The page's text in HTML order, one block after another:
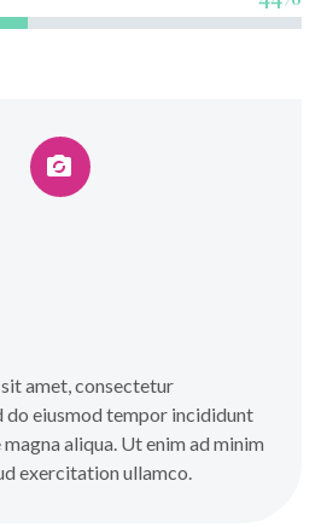


amet, consectetur
do eiusmod tempor incididunt
aliqua. Ut enim ad minim
exercitation ullamco.